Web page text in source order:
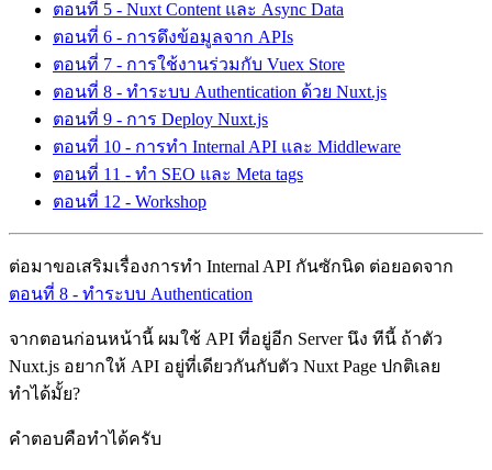
ตอนที่ 5 - Nuxt Content และ Async Data
ตอนที่ 6 - การดึงข้อมูลจาก APIs
ตอนที่ 7 - การใช้งานร่วมกับ Vuex Store
ตอนที่ 8 - ทำระบบ Authentication ด้วย Nuxt.js
ตอนที่ 9 - การ Deploy Nuxt.js
ตอนที่ 10 - การทำ Internal API และ Middleware
ตอนที่ 11 - ทำ SEO และ Meta tags
ตอนที่ 12 - Workshop
ต่อมาขอเสริมเรื่องการทำ Internal API กันซักนิด ต่อยอดจาก
ตอนที่ 8 - ทำระบบ Authentication
จากตอนก่อนหน้านี้ ผมใช้ API ที่อยู่อีก Server นึง ทีนี้ ถ้าตัว
Nuxt.js อยากให้ API อยู่ที่เดียวกันกับตัว Nuxt Page ปกติเลย
ทำได้มั้ย?
คำตอบคือทำได้ครับ